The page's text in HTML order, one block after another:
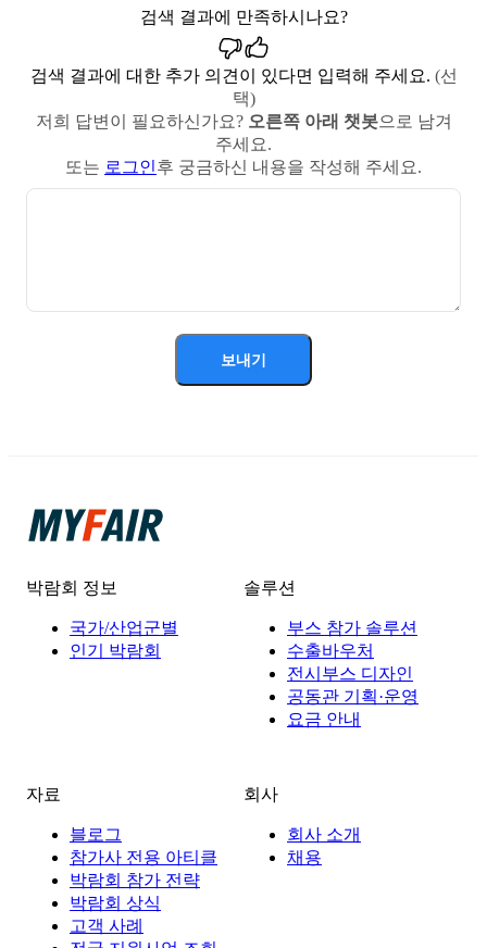
검색 결과에 만족하시나요?
검색 결과에 대한 추가 의견이 있다면 입력해 주세요. (선
택)
저희 답변이 필요하신가요? 오른쪽 아래 챗봇으로 남겨
주세요.
또는 로그인후 궁금하신 내용을 작성해 주세요.
보내기
박람회 정보
국가/산업군별
인기 박람회
솔루션
부스 참가 솔루션
수출바우처
전시부스 디자인
공동관 기획·운영
요금 안내
자료
블로그
참가사 전용 아티클
박람회 참가 전략
박람회 상식
고객 사례
회사
회사 소개
채용